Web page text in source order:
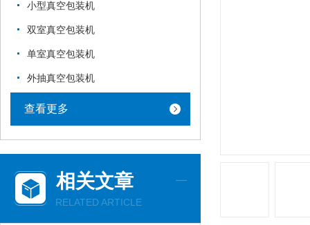
小型真空包装机
双室真空包装机
单室真空包装机
外抽真空包装机
查看更多
相关文章
RELATED ARTICLE